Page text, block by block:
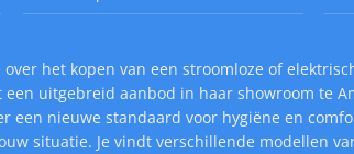
het kopen van een stroomloze of
een uitgebreid aanbod in haar showroom te
een nieuwe standaard voor hygiëne en
situatie. Je vindt verschillende modellen